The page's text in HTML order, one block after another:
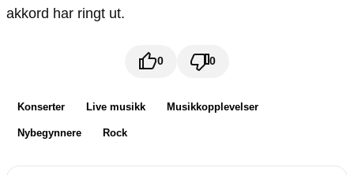
akkord har ringt ut.
0 0
Konserter Live musikk Musikkopplevelser
Nybegynnere Rock